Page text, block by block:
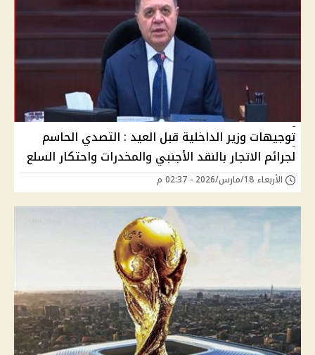
توجيهات وزير الداخلية قبل العيد : التصدي الحاسم
لجرائم الاتجار بالنقد الأجنبي والمخدرات واحتكار السلع
الأربعاء 18/مارس/2026 - 02:37 م